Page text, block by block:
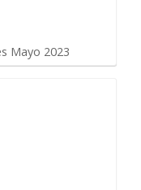
Mayo 2023